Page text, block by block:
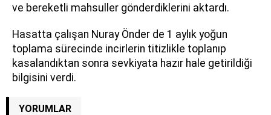
ve bereketli mahsuller gönderdiklerini aktardı.
Hasatta çalışan Nuray Önder de 1 aylık yoğun
toplama sürecinde incirlerin titizlikle toplanıp
kasalandıktan sonra sevkiyata hazır hale getirildiği
bilgisini verdi.
YORUMLAR